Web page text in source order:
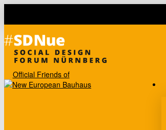
Official Friends of